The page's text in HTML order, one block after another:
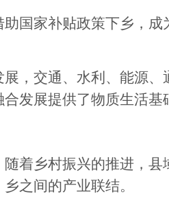
家补贴政策下乡，成
交通、水利、能源、
发展提供了物质生活基
乡村振兴的推进，县
之间的产业联结。